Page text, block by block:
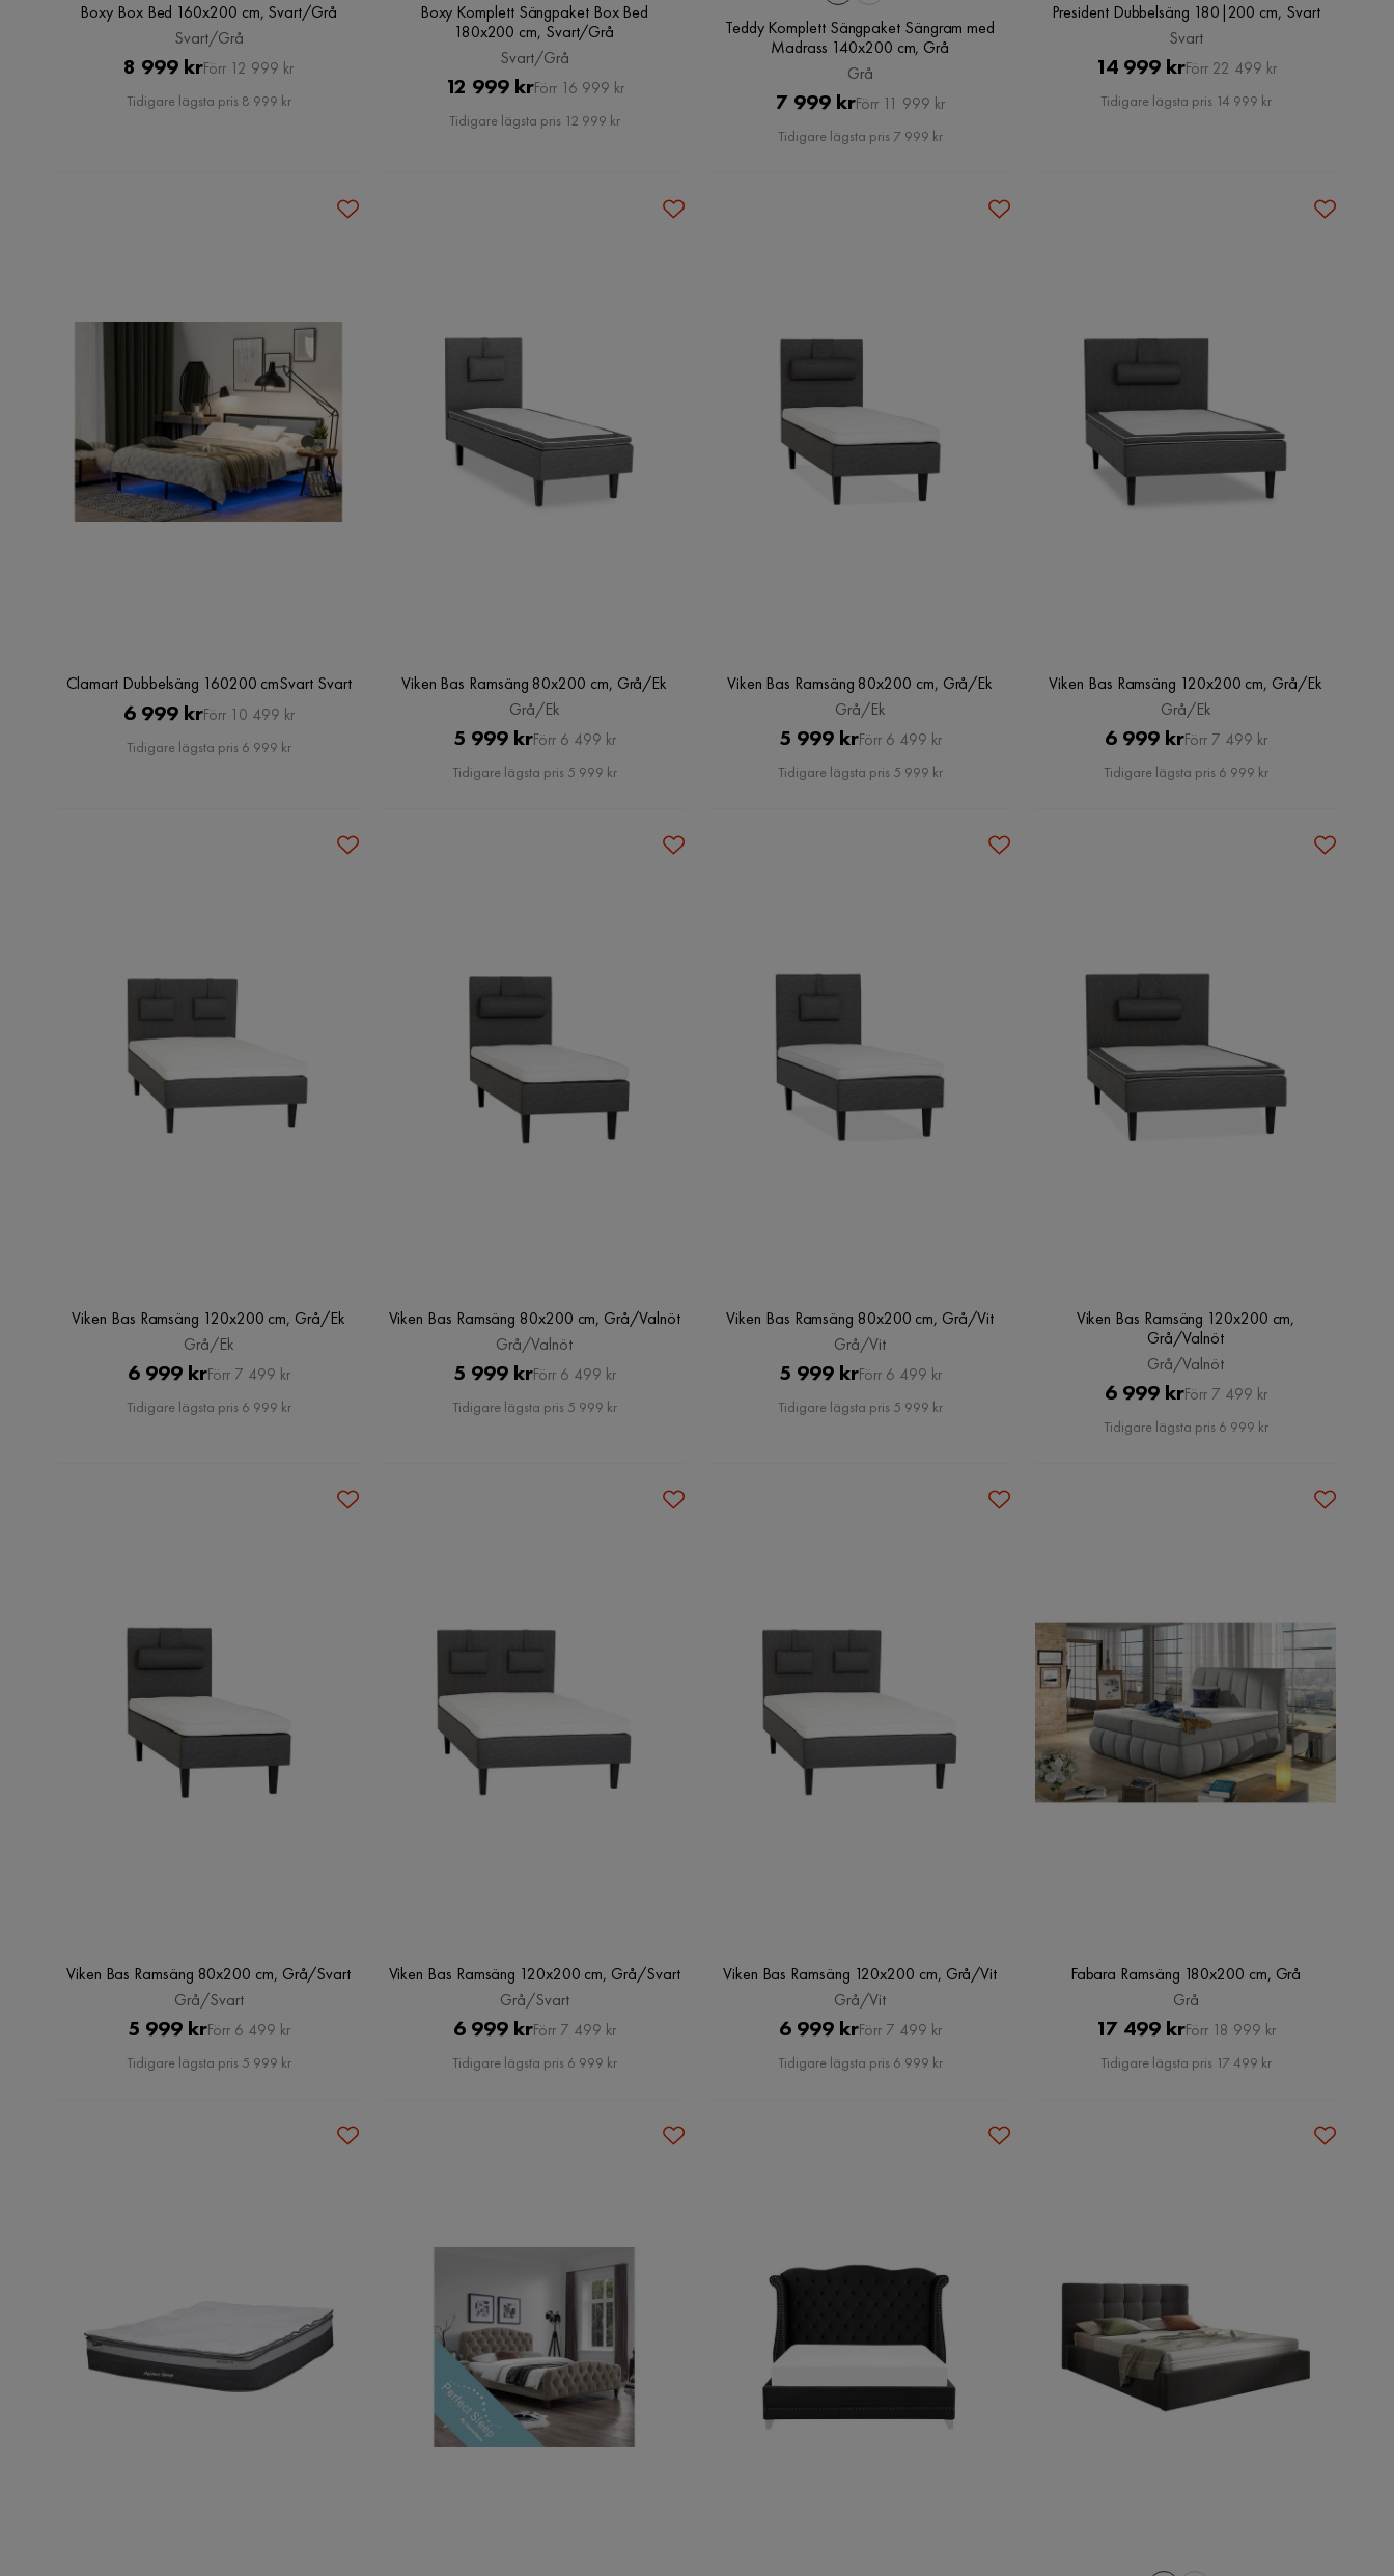
Boxy Box Bed 160x200 cm, Svart/Grå
Svart/Grå
Pris
8 999 krOriginal
Pris
Förr 12 999 kr
Tidigare lägsta pris 8 999 kr
Boxy Komplett Sängpaket Box Bed
180x200 cm, Svart/Grå
Svart/Grå
Pris
12 999 krOriginal
Pris
Förr 16 999 kr
Tidigare lägsta pris 12 999 kr
Teddy Komplett Sängpaket Sängram med
Madrass 140x200 cm, Grå
Grå
Pris
7 999 krOriginal
Pris
Förr 11 999 kr
Tidigare lägsta pris 7 999 kr
President Dubbelsäng 180|200 cm, Svart
Svart
Pris
14 999 krOriginal
Pris
Förr 22 499 kr
Tidigare lägsta pris 14 999 kr
Clamart Dubbelsäng 160200 cmSvart Svart
Pris
6 999 krOriginal
Pris
Förr 10 499 kr
Tidigare lägsta pris 6 999 kr
Viken Bas Ramsäng 80x200 cm, Grå/Ek
Grå/Ek
Pris
5 999 krOriginal
Pris
Förr 6 499 kr
Tidigare lägsta pris 5 999 kr
Viken Bas Ramsäng 80x200 cm, Grå/Ek
Grå/Ek
Pris
5 999 krOriginal
Pris
Förr 6 499 kr
Tidigare lägsta pris 5 999 kr
Viken Bas Ramsäng 120x200 cm, Grå/Ek
Grå/Ek
Pris
6 999 krOriginal
Pris
Förr 7 499 kr
Tidigare lägsta pris 6 999 kr
Viken Bas Ramsäng 120x200 cm, Grå/Ek
Grå/Ek
Pris
6 999 krOriginal
Pris
Förr 7 499 kr
Tidigare lägsta pris 6 999 kr
Viken Bas Ramsäng 80x200 cm, Grå/Valnöt
Grå/Valnöt
Pris
5 999 krOriginal
Pris
Förr 6 499 kr
Tidigare lägsta pris 5 999 kr
Viken Bas Ramsäng 80x200 cm, Grå/Vit
Grå/Vit
Pris
5 999 krOriginal
Pris
Förr 6 499 kr
Tidigare lägsta pris 5 999 kr
Viken Bas Ramsäng 120x200 cm,
Grå/Valnöt
Grå/Valnöt
Pris
6 999 krOriginal
Pris
Förr 7 499 kr
Tidigare lägsta pris 6 999 kr
Viken Bas Ramsäng 80x200 cm, Grå/Svart
Grå/Svart
Pris
5 999 krOriginal
Pris
Förr 6 499 kr
Tidigare lägsta pris 5 999 kr
Viken Bas Ramsäng 120x200 cm, Grå/Svart
Grå/Svart
Pris
6 999 krOriginal
Pris
Förr 7 499 kr
Tidigare lägsta pris 6 999 kr
Viken Bas Ramsäng 120x200 cm, Grå/Vit
Grå/Vit
Pris
6 999 krOriginal
Pris
Förr 7 499 kr
Tidigare lägsta pris 6 999 kr
Fabara Ramsäng 180x200 cm, Grå
Grå
Pris
17 499 krOriginal
Pris
Förr 18 999 kr
Tidigare lägsta pris 17 499 kr